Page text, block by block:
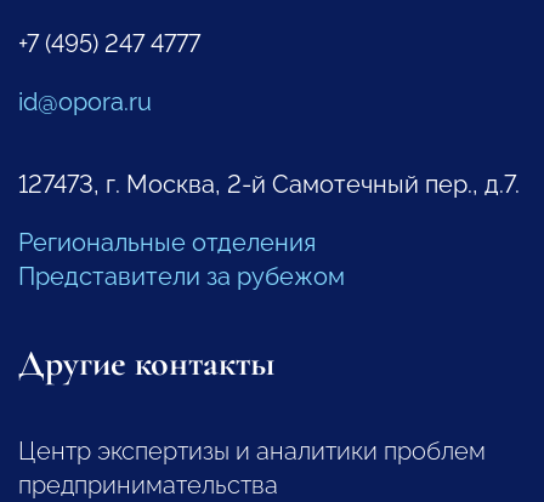
+7 (495) 247 4777
id@opora.ru
127473, г. Москва, 2-й Самотечный пер., д.7.
Региональные отделения
Представители за рубежом
Другие контакты
Центр экспертизы и аналитики проблем
предпринимательства